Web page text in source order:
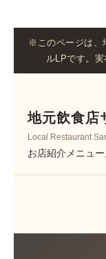
※このページは、
ルLPです。実
地元飲食店
Local Restaurant
お店紹介 メニュー